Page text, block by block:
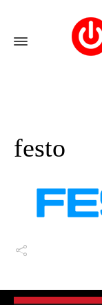
festo